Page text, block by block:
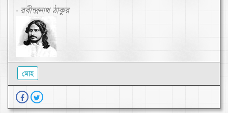
- রবীন্দ্রনাথ ঠাকুর
মোহ